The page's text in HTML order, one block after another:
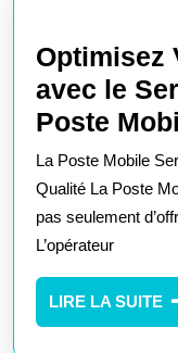
Optimisez
avec le
Poste
La Poste Mobile
Qualité La Poste
pas seulement
L’opérateur
LIRE LA SUITE